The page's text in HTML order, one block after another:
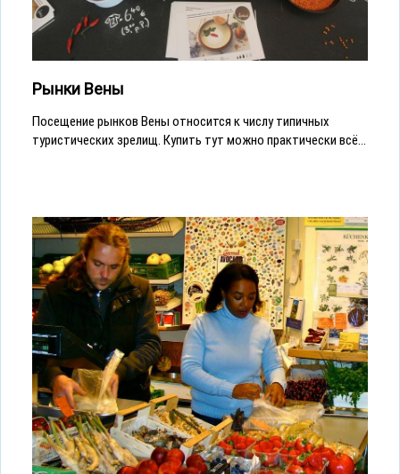
Рынки Вены
Посещение рынков Вены относится к числу типичных
туристических зрелищ. Купить тут можно практически всё...